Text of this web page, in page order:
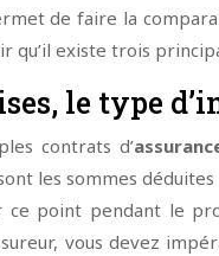
de faire la
qu’il existe trois
le type
contrats d’
les sommes
point pendant le
vous devez